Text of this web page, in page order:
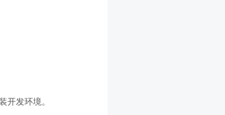
开发环境。